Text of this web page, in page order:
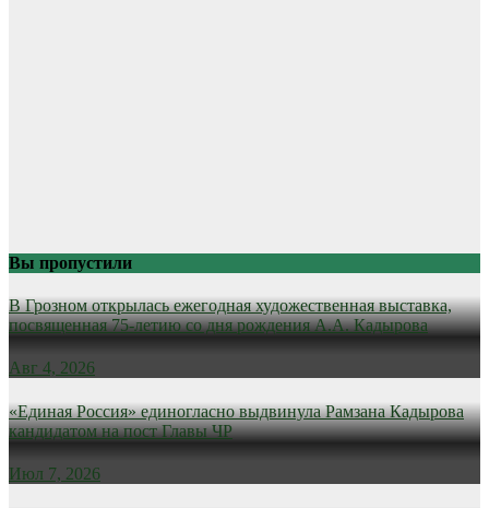
Вы пропустили
В Грозном открылась ежегодная художественная выставка,
посвященная 75-летию со дня рождения А.А. Кадырова
Авг 4, 2026
«Единая Россия» единогласно выдвинула Рамзана Кадырова
кандидатом на пост Главы ЧР
Июл 7, 2026